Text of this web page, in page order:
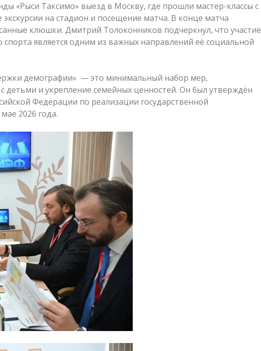
«Рыси Таксимо» выезд в Москву, где прошли мастер-классы с
на стадион и посещение матча. В конце матча
клюшки. Дмитрий Толоконников подчеркнул, что участие
является одним из важных направлений её социальной
демографии» — это минимальный набор мер,
детьми и укрепление семейных ценностей. Он был утверждён
Федерации по реализации государственной
2026 года.